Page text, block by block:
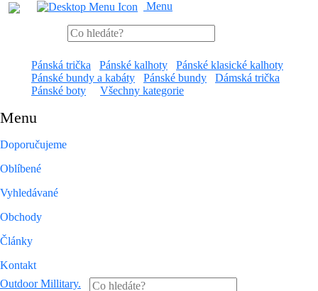
Menu
Pánská trička Pánské kalhoty
Pánské klasické kalhoty
Pánské bundy a kabáty
Pánské bundy
Dámská trička
Pánské boty
Všechny kategorie
Menu
Doporučujeme
Oblíbené
Vyhledávané
Obchody
Články
Kontakt
Outdoor Millitary.